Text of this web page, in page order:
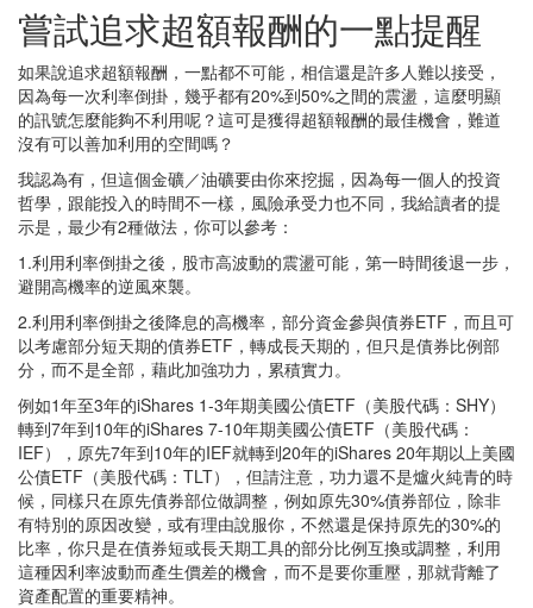
嘗試追求超額報酬的一點提醒
如果說追求超額報酬，一點都不可能，相信還是許多人難以接受，
因為每一次利率倒掛，幾乎都有20%到50%之間的震盪，這麼明顯
的訊號怎麼能夠不利用呢？這可是獲得超額報酬的最佳機會，難道
沒有可以善加利用的空間嗎？
我認為有，但這個金礦／油礦要由你來挖掘，因為每一個人的投資
哲學，跟能投入的時間不一樣，風險承受力也不同，我給讀者的提
示是，最少有2種做法，你可以參考：
1.利用利率倒掛之後，股市高波動的震盪可能，第一時間後退一步，
避開高機率的逆風來襲。
2.利用利率倒掛之後降息的高機率，部分資金參與債券ETF，而且可
以考慮部分短天期的債券ETF，轉成長天期的，但只是債券比例部
分，而不是全部，藉此加強功力，累積實力。
例如1年至3年的iShares 1-3年期美國公債ETF（美股代碼：SHY）
轉到7年到10年的iShares 7-10年期美國公債ETF（美股代碼：
IEF），原先7年到10年的IEF就轉到20年的iShares 20年期以上美國
公債ETF（美股代碼：TLT），但請注意，功力還不是爐火純青的時
候，同樣只在原先債券部位做調整，例如原先30%債券部位，除非
有特別的原因改變，或有理由說服你，不然還是保持原先的30%的
比率，你只是在債券短或長天期工具的部分比例互換或調整，利用
這種因利率波動而產生價差的機會，而不是要你重壓，那就背離了
資產配置的重要精神。